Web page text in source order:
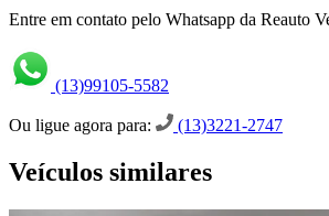
Entre em contato pelo Whatsapp da Reauto
(13)99105-5582
Ou ligue agora para: (13)3221-2747
Veículos similares